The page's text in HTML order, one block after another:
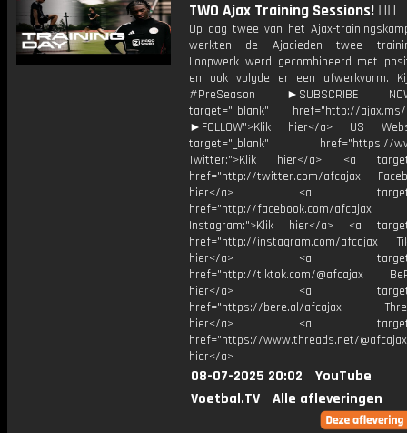
TWO Ajax Training Sessions! ❤️‍🔥
Op dag twee van het Ajax-
werkten de Ajacieden twee
Loopwerk werd gecombineerd met
en ook volgde er een afwerkvorm.
#PreSeason ►SUBSCRIBE
target="_blank" href="http://ajax.ms/
►FOLLOW">Klik hier</a> US
target="_blank" href="https://
Twitter:">Klik hier</a> <a
href="http://twitter.com/afcajax
hier</a> <a
href="http://facebook.com/afcajax
Instagram:">Klik hier</a> <a
href="http://instagram.com/afcajax
hier</a> <a
href="http://tiktok.com/@afcajax
hier</a> <a
href="https://bere.al/afcajax
hier</a> <a
href="https://www.threads.net/
hier</a>
08-07-2025 20:02
YouTube
Voetbal.TV
Alle afleveringen